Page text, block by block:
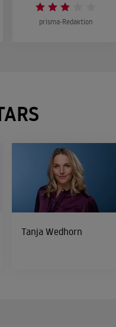
prisma-Redaktion
Tanja Wedhorn